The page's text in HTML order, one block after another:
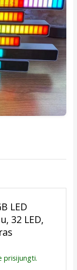
LED
32 LED,
prisijungti.